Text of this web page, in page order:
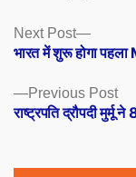
Posts
navigation
Previous Post
राष्ट्रपति द्रौपदी मुर्मू
Next Post
Next
post:
भारत में शुरू होगा